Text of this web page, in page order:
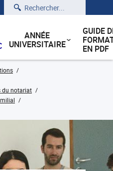
Rechercher
ANNÉE
UNIVERSITAIRE
GUIDE
EN PDF
du notariat